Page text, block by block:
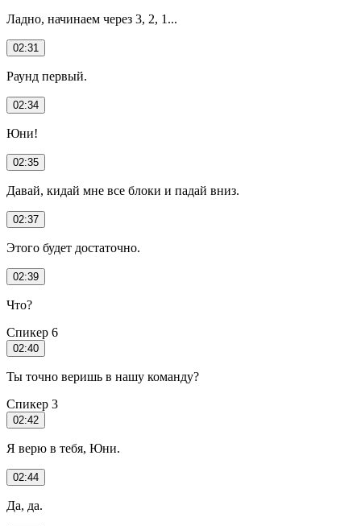
Ладно, начинаем через 3, 2, 1...
02:31
Раунд первый.
02:34
Юни!
02:35
Давай, кидай мне все блоки и падай вниз.
02:37
Этого будет достаточно.
02:39
Что?
Спикер 6
02:40
Ты точно веришь в нашу команду?
Спикер 3
02:42
Я верю в тебя, Юни.
02:44
Да, да.